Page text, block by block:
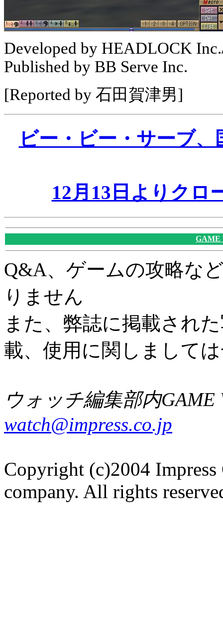
Developed by HEADLOCK
Published by BB Serve Inc.
[Reported by 石田賀津男]
ビー・ビー・サーブ
12月13日よりクロ
GAME
Q&A、ゲームの攻略な
りません
また、弊誌に掲載され
載、使用に関しまして
ウォッチ編集部内GAME
watch@impress.co.jp
Copyright (c)2004
company. All rights